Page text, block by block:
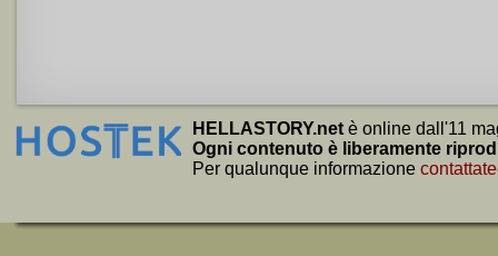
HELLASTORY.net è online dall'11
Ogni contenuto è liberamente
Per qualunque informazione